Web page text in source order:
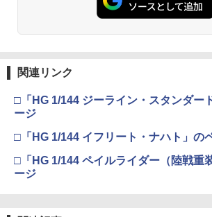
関連リンク
□「HG 1/144 ジーライン・スタンダー
ージ
□「HG 1/144 イフリート・ナハト」の
□「HG 1/144 ペイルライダー（陸戦重
ージ